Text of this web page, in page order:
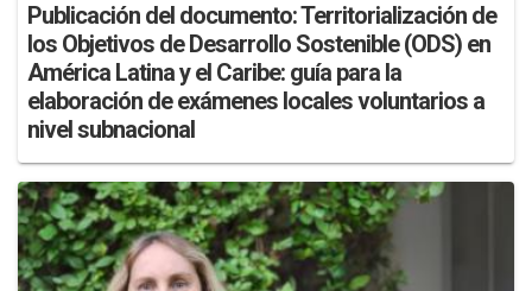
Publicación del documento: Territorialización de
los Objetivos de Desarrollo Sostenible (ODS) en
América Latina y el Caribe: guía para la
elaboración de exámenes locales voluntarios a
nivel subnacional